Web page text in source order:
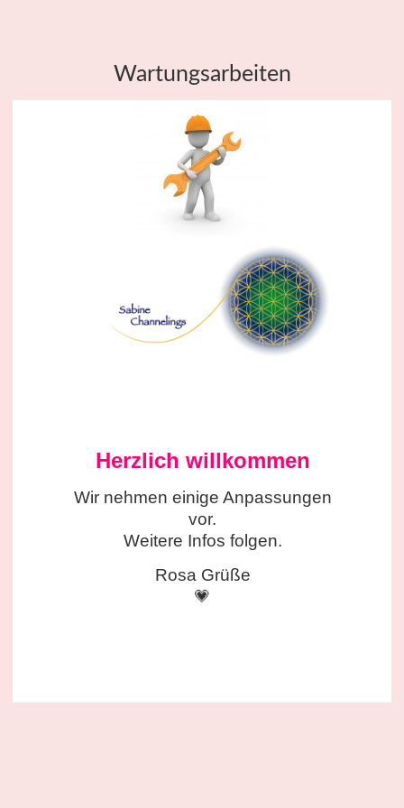
Wartungsarbeiten
Herzlich willkommen
Wir nehmen einige Anpassungen
vor.
Weitere Infos folgen.
Rosa Grüße
💗